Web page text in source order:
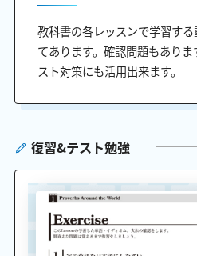
教科書の各レッスンで学習す
てあります。確認問題もあり
スト対策にも活用出来ます。
復習&テスト勉強